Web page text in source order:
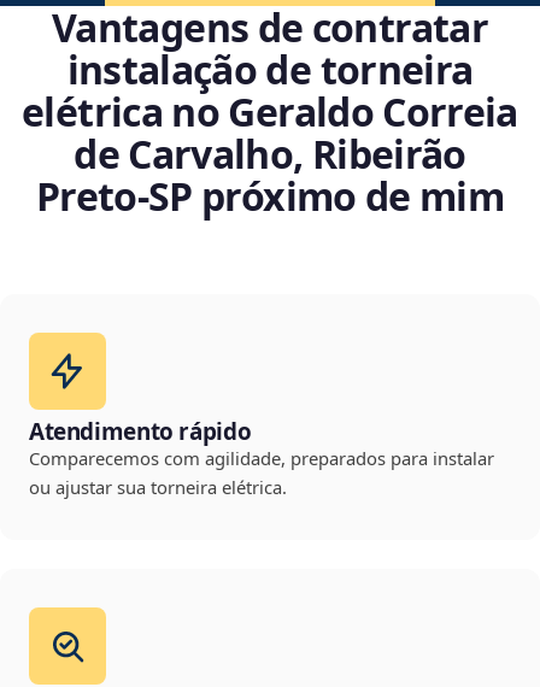
Vantagens de contratar
instalação de torneira
elétrica no Geraldo Correia
de Carvalho, Ribeirão
Preto‑SP próximo de mim
Atendimento rápido
Comparecemos com agilidade, preparados para instalar
ou ajustar sua torneira elétrica.